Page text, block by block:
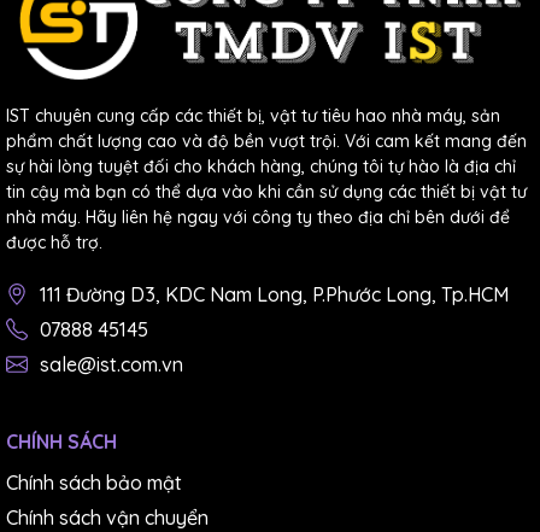
IST chuyên cung cấp các thiết bị, vật tư tiêu hao nhà máy, sản
phẩm chất lượng cao và độ bền vượt trội. Với cam kết mang đến
sự hài lòng tuyệt đối cho khách hàng, chúng tôi tự hào là địa chỉ
tin cậy mà bạn có thể dựa vào khi cần sử dụng các thiết bị vật tư
nhà máy. Hãy liên hệ ngay với công ty theo địa chỉ bên dưới để
được hỗ trợ.
111 Đường D3, KDC Nam Long, P.Phước Long, Tp.HCM
07888 45145
sale@ist.com.vn
CHÍNH SÁCH
Chính sách bảo mật
Chính sách vận chuyển